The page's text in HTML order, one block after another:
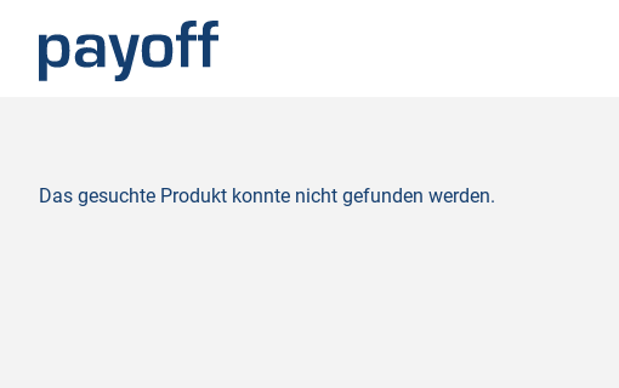
e
n
Das gesuchte Produkt konnte nicht gefunden werden.